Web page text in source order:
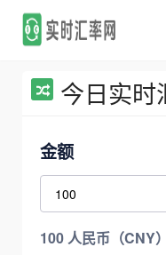
今日实时
金额
100 人民币（CNY